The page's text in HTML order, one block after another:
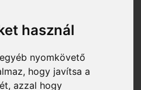
használ
nyomkövető
hogy javítsa a
azzal hogy